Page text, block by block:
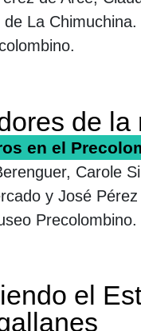
La Chimuchina.
de la
en el
Carole
y José
Precolombino.
el